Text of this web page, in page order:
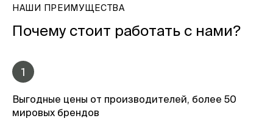
НАШИ ПРЕИМУЩЕСТВА
Почему стоит работать с нами?
1
Выгодные цены от производителей, более 50
мировых брендов